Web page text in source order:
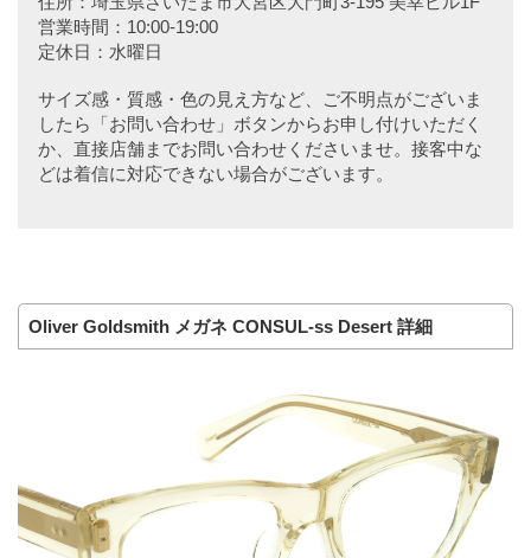
営業時間：10:00-19:00
定休日：水曜日
サイズ感・質感・色の見え方など、ご不明点がございま
したら「お問い合わせ」ボタンからお申し付けいただく
か、直接店舗までお問い合わせくださいませ。接客中な
どは着信に対応できない場合がございます。
Oliver Goldsmith メガネ CONSUL-ss Desert 詳細